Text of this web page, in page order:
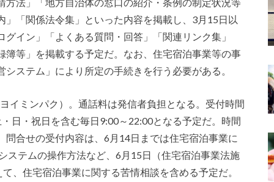
「関係法令集」といった内容を掲載し、3月15日以
イン」「よくある質問・回答」「関連リンク集」
等」を掲載する予定だ。なお、住宅宿泊事業等の事
ステム」により所定の手続きを行う必要がある。
イミンパク）。通話料は発信者負担となる。受付時間
日・祝日を含む毎日9:00～22:00となる予定だ。時間
合せの受付内容は、6月14日までは住宅宿泊事業に
ステムの操作方法など、6月15日（住宅宿泊事業法施
、住宅宿泊事業に関する苦情相談を含める予定だ。